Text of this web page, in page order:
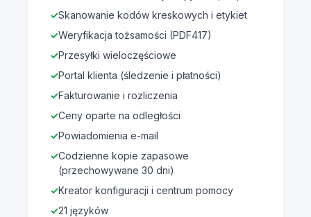
Skanowanie kodów kreskowych i etykiet
Weryfikacja tożsamości (PDF417)
Przesyłki wieloczęściowe
Portal klienta (śledzenie i płatności)
Fakturowanie i rozliczenia
Ceny oparte na odległości
Powiadomienia e-mail
Codzienne kopie zapasowe
(przechowywane 30 dni)
Kreator konfiguracji i centrum pomocy
21 języków